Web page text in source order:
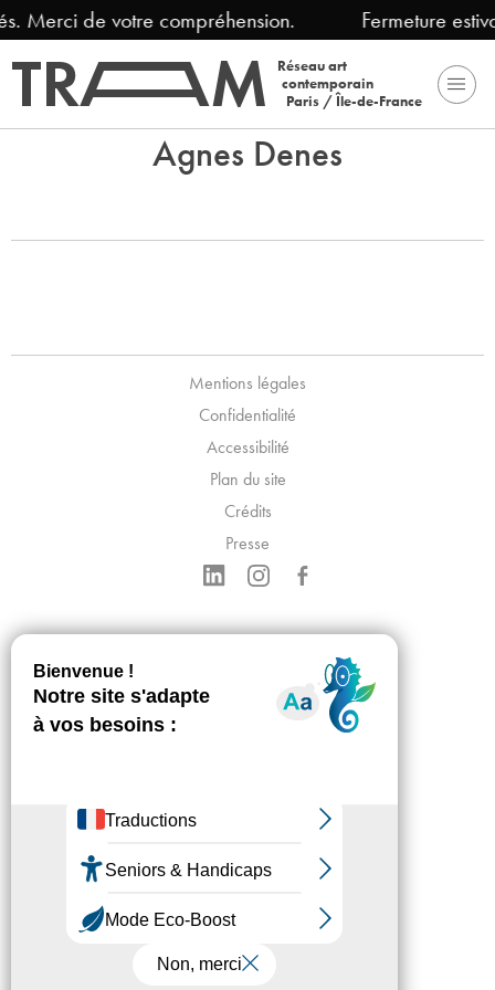
Merci de votre compréhension. Fermeture
Réseau art
contemporain
Paris / Île-de-France
Agnes Denes
Mentions légales
Confidentialité
Accessibilité
Plan du site
Crédits
Presse